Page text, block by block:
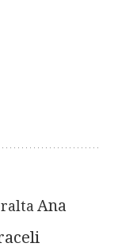
Ana